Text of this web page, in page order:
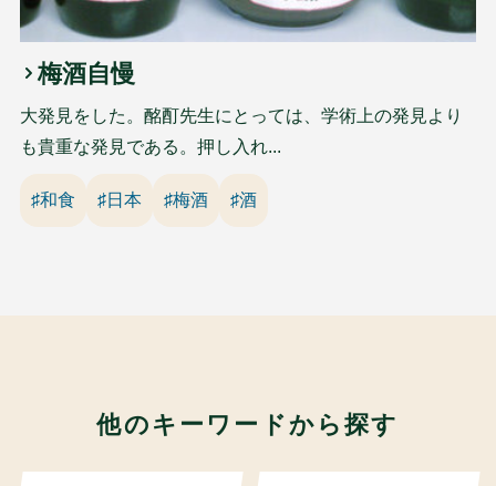
梅酒自慢
大発見をした。酩酊先生にとっては、学術上の発見より
も貴重な発見である。押し入れ...
♯和食 ♯日本 ♯梅酒 ♯酒
他のキーワードから探す